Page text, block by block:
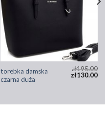
torebka damska
czarna duża
zł195.00
zł130.00